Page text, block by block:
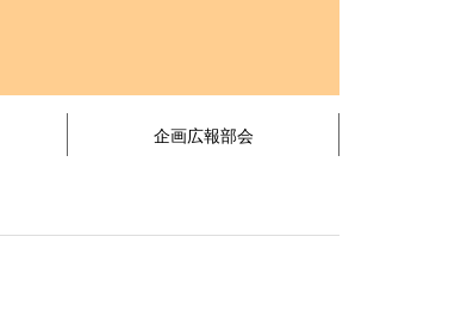
企画広報部会